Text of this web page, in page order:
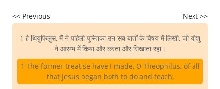
<< Previous Next >>
1 हे थियुफिलुस, मैं ने पहिली पुस्तिका उन सब बातों के विषय में लिखी, जो यीशु
ने आरम्भ में किया और करता और सिखाता रहा।
1 The former treatise have I made, O Theophilus, of all
that Jesus began both to do and teach,